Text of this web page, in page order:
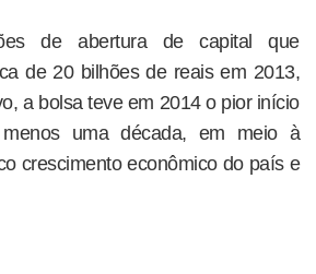
de abertura de capital que
de 20 bilhões de reais em 2013,
a bolsa teve em 2014 o pior início
uma década, em meio à
crescimento econômico do país e